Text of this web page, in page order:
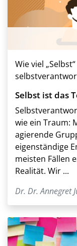
Wie viel
Selbst ist das
wie ein Traum:
agierende
eigenständige
meisten Fällen
Realität. Wir ...
Dr. Dr. Annegret